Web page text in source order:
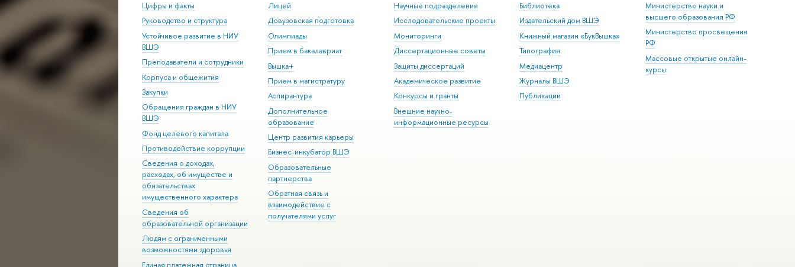
Цифры и факты
Руководство и структура
Устойчивое развитие в НИУ
ВШЭ
Преподаватели и сотрудники
Корпуса и общежития
Закупки
Обращения граждан в НИУ
ВШЭ
Фонд целевого капитала
Противодействие коррупции
Сведения о доходах,
расходах, об имуществе и
обязательствах
имущественного характера
Сведения об
образовательной организации
Людям с ограниченными
возможностями здоровья
Единая платежная страница
Лицей
Довузовская подготовка
Олимпиады
Прием в бакалавриат
Вышка+
Прием в магистратуру
Аспирантура
Дополнительное
образование
Центр развития карьеры
Бизнес-инкубатор ВШЭ
Образовательные
партнерства
Обратная связь и
взаимодействие с
получателями услуг
Научные подразделения
Исследовательские проекты
Мониторинги
Диссертационные советы
Защиты диссертаций
Академическое развитие
Конкурсы и гранты
Внешние научно-
информационные ресурсы
Библиотека
Издательский дом ВШЭ
Книжный магазин «БукВышка»
Типография
Медиацентр
Журналы ВШЭ
Публикации
Министерство науки и
высшего образования РФ
Министерство просвещения
РФ
Массовые открытые онлайн-
курсы